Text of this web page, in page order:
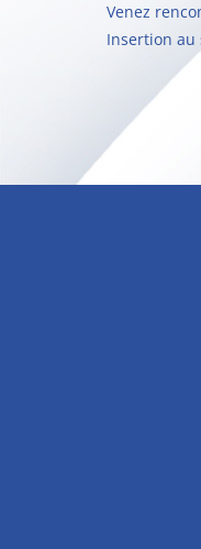
Venez
Insertion au